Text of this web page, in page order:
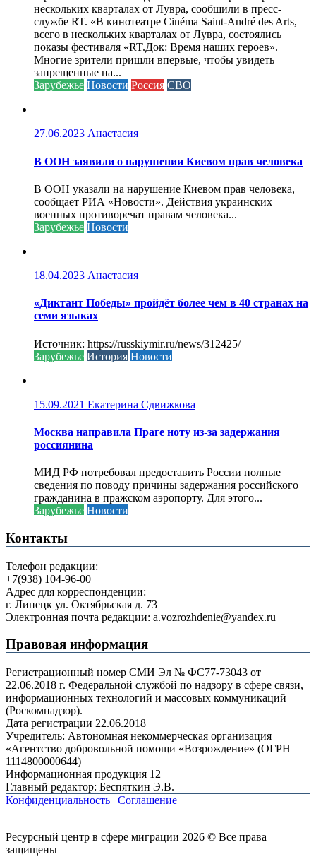
нескольких кварталах от Лувра, сообщили в пресс-
службе RT. «В кинотеатре Cinéma Saint-André des Arts,
всего в нескольких кварталах от Лувра, состоялись
показы фестиваля «RT.Док: Время наших героев».
Многие зрители пришли впервые, чтобы увидеть
запрещенные на...
Зарубежье Новости Россия СВО
27.06.2023 Анастасия
В ООН заявили о нарушении Киевом прав человека
В ООН указали на нарушение Киевом прав человека,
сообщает РИА «Новости». Действия украинских
военных противоречат правам человека...
Зарубежье Новости
18.04.2023 Анастасия
«Диктант Победы» пройдёт более чем в 40 странах на
семи языках
Источник: https://russkiymir.ru/news/312425/
Зарубежье История Новости
15.09.2021 Екатерина Сдвижкова
Москва направила Праге ноту из-за задержания
россиянина
МИД РФ потребовал предоставить России полные
сведения по поводу причины задержания российского
гражданина в пражском аэропорту. Для этого...
Зарубежье Новости
Контакты
Телефон редакции:
+7(938) 104-96-00
Адрес для корреспонденции:
г. Липецк ул. Октябрьская д. 73
Электронная почта редакции: a.vozrozhdenie@yandex.ru
Правовая информация
Регистрационный номер СМИ Эл № ФС77-73043 от
22.06.2018 г. Федеральной службой по надзору в сфере связи,
информационных технологий и массовых коммуникаций
(Роскомнадзор).
Дата регистрации 22.06.2018
Учредитель: Автономная некоммерческая организация
«Агентство добровольной помощи «Возрождение» (ОГРН
1114800000644)
Информационная продукция 12+
Главный редактор: Беспяткин Э.В.
Конфиденциальность | Соглашение
Ресурсный центр в сфере миграции 2026 © Все права
защищены